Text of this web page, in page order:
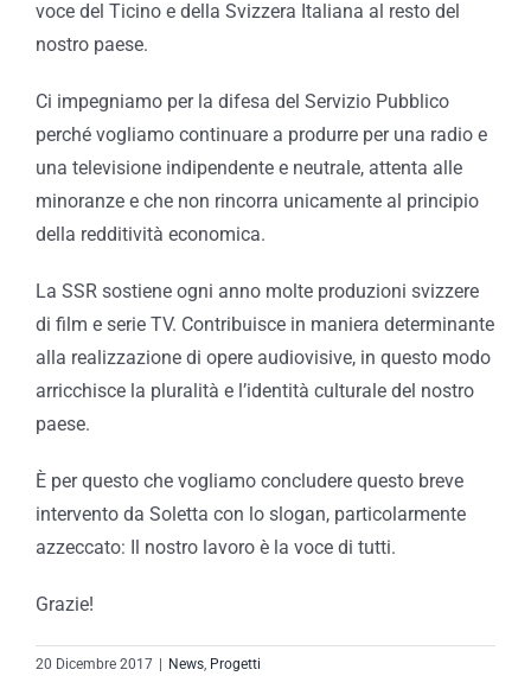
voce del Ticino e della Svizzera Italiana al resto del
nostro paese.
Ci impegniamo per la difesa del Servizio Pubblico
perché vogliamo continuare a produrre per una radio e
una televisione indipendente e neutrale, attenta alle
minoranze e che non rincorra unicamente al principio
della redditività economica.
La SSR sostiene ogni anno molte produzioni svizzere
di film e serie TV. Contribuisce in maniera determinante
alla realizzazione di opere audiovisive, in questo modo
arricchisce la pluralità e l’identità culturale del nostro
paese.
È per questo che vogliamo concludere questo breve
intervento da Soletta con lo slogan, particolarmente
azzeccato: Il nostro lavoro è la voce di tutti.
Grazie!
20 Dicembre 2017 | News Progetti